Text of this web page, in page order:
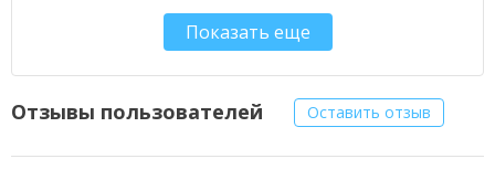
Показать еще
Отзывы пользователей Оставить отзыв